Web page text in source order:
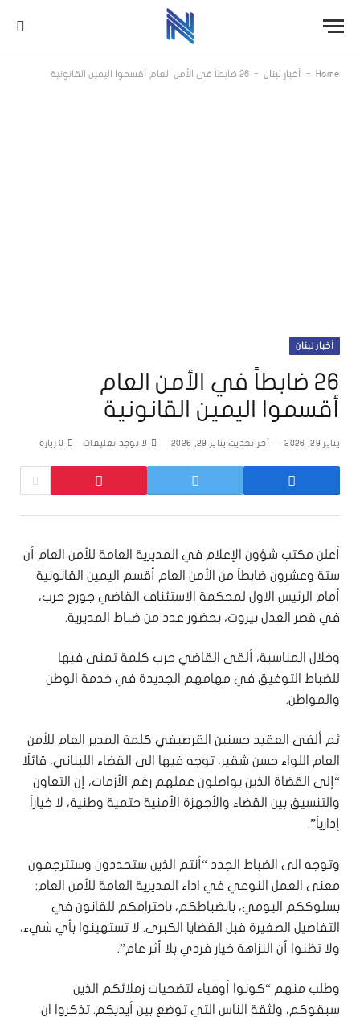
Home
- أخبار لبنان - 26 ضابطاً في الأمن العام أقسموا اليمين القانونية
أخبار لبنان
26 ضابطاً في الأمن العام
أقسموا اليمين القانونية
يناير 29, 2026 آخر تحديث:يناير 29, 2026 لا توجد تعليقات 0 زيارة
أعلن مكتب شؤون الإعلام في المديرية العامة للأمن العام أن
ستة وعشرون ضابطاً من الأمن العام أقسم اليمين القانونية
أمام الرئيس الاول لمحكمة الاستئناف القاضي جورج حرب،
في قصر العدل بيروت، بحضور عدد من ضباط المديرية.
وخلال المناسبة، ألقى القاضي حرب كلمة تمنى فيها
للضباط التوفيق في مهامهم الجديدة في خدمة الوطن
والمواطن.
ثم ألقى العقيد حسنين القرصيفي كلمة المدير العام للأمن
العام اللواء حسن شقير، توجه فيها الى القضاء اللبناني، قائلًا
“إلى القضاة الذين يواصلون عملهم رغم الأزمات، إن التعاون
والتنسيق بين القضاء والأجهزة الأمنية حتمية وطنية، لا خياراً
إدارياً”.
وتوجه الى الضباط الجدد “أنتم الذين ستحددون وستترجمون
معنى العمل النوعي في اداء المديرية العامة للأمن العام:
بسلوككم اليومي، بانضباطكم، باحترامكم للقانون في
التفاصيل الصغيرة قبل القضايا الكبرى. لا تستهينوا بأي شيء،
ولا تظنوا أن النزاهة خيار فردي بلا أثر عام”.
وطلب منهم “كونوا أوفياء لتضحيات زملائكم الذين
سبقوكم، ولثقة الناس التي توضع بين أيديكم. تذكروا ان